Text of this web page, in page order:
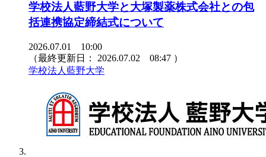
学校法人藍野大学と大塚製薬株式会社との包
括連携協定締結式について
2026.07.01 10:00
（最終更新日： 2026.07.02 08:47 ）
学校法人藍野大学